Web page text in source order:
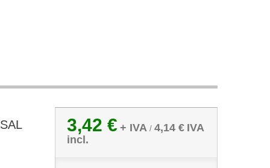
3,42 € + IVA / 4,14 € IVA
incl.